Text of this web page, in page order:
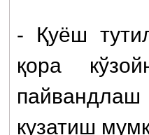
- Қуёш
қора
кузатиш